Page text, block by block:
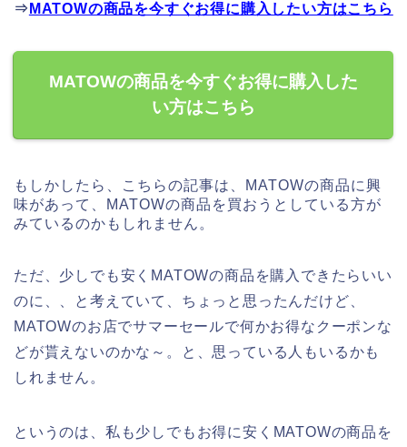
⇒ MATOWの商品を今すぐお得に購入したい方はこちら
MATOWの商品を今すぐお得に購入した
い方はこちら
もしかしたら、こちらの記事は、MATOWの商品に興
味があって、MATOWの商品を買おうとしている方が
みているのかもしれません。
ただ、少しでも安くMATOWの商品を購入できたらいい
のに、、と考えていて、ちょっと思ったんだけど、
MATOWのお店でサマーセールで何かお得なクーポンな
どが貰えないのかな～。と、思っている人もいるかも
しれません。
というのは、私も少しでもお得に安くMATOWの商品を